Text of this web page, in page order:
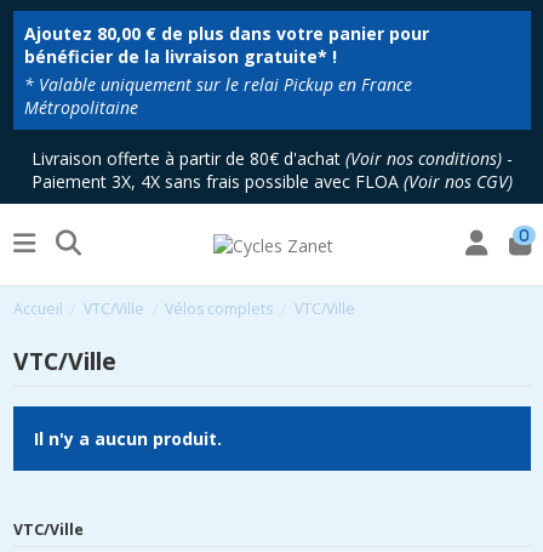
Ajoutez 80,00 €de plus dans votre panier pour
bénéficier de la livraison gratuite* !
* Valable uniquement sur le relai Pickup en France
Métropolitaine
Livraison offerte à partir de 80€ d'achat (Voir nos conditions)-
Paiement 3X, 4X sans frais possible avec FLOA (Voir nos CGV)
0
Accueil VTC/Ville Vélos complets VTC/Ville
VTC/Ville
Il n'y a aucun produit.
VTC/Ville